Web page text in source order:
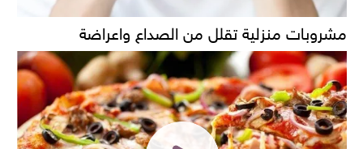
مشروبات منزلية تقلل من الصداع واعراضة